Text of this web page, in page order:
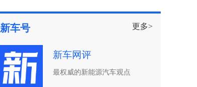
新车号 更多>
新车网评
最权威的新能源汽车观点